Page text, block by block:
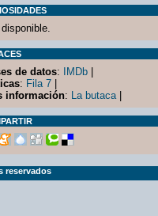
disponible.
de datos: IMDb
: Fila 7
información: La butaca|
reservados